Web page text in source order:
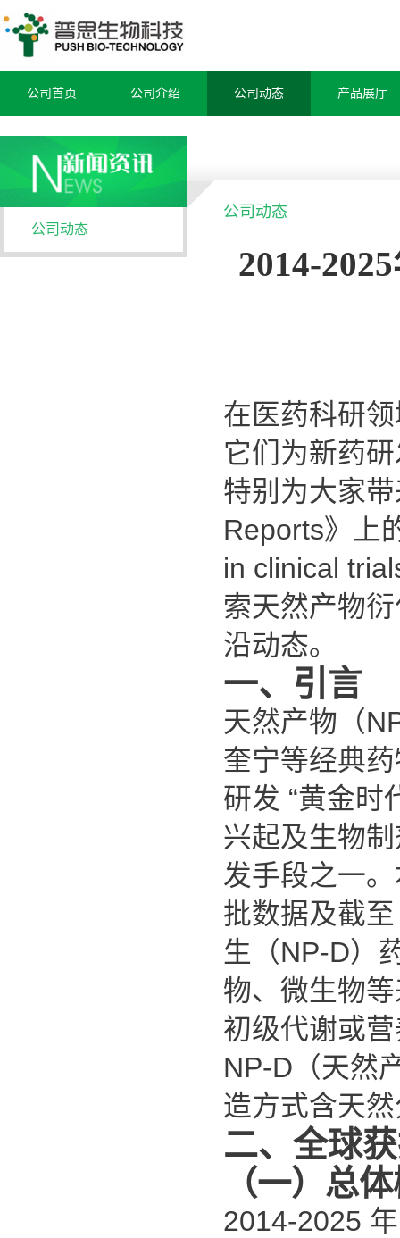
公司首页 公司介绍 公司动态 产品展厅
公司动态
公司动态
2014-
在医药科研
它们为新药
特别为大家
Reports》上
in clinical
索天然产物
沿动态。
一、引言
天然产物（
奎宁等经典
研发 “黄金时
兴起及生物
发手段之一
批数据及截
生（NP-D）
物、微生物
初级代谢或
NP-D （天然
造方式含天
二、全球
（一）总
2014-2025